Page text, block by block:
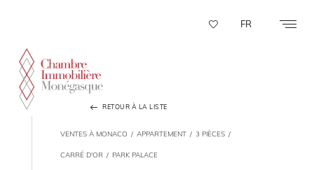
FR
RETOUR À LA LISTE
VENTES À MONACO APPARTEMENT 3 PIÈCES
CARRÉ D'OR PARK PALACE